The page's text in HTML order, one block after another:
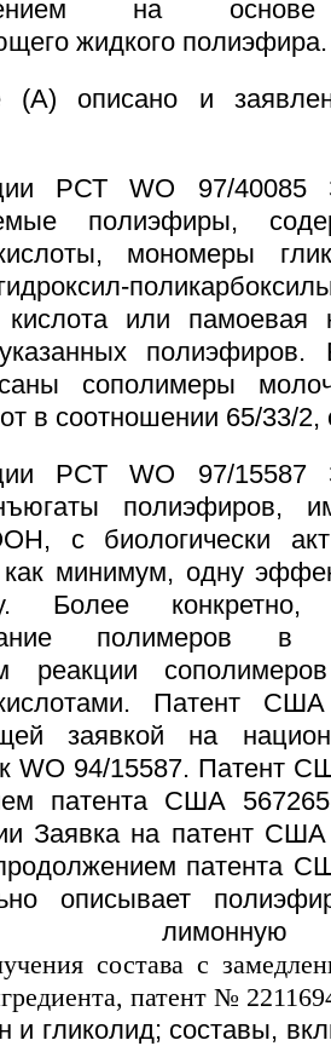
на основе
жидкого полиэфира.
(А) описано и
РСТ WO 97/40085
полиэфиры,
мономеры
кислота или памоевая
полиэфиров.
сополимеры
в соотношении 65/33/2,
РСТ WO 97/15587
полиэфиров,
с биологически
минимум, одну
Более
полимеров в
реакции
Патент США
заявкой на
WO 94/15587. Патент
патента США
Заявка на патент
патента
описывает
и гликолид; составы,